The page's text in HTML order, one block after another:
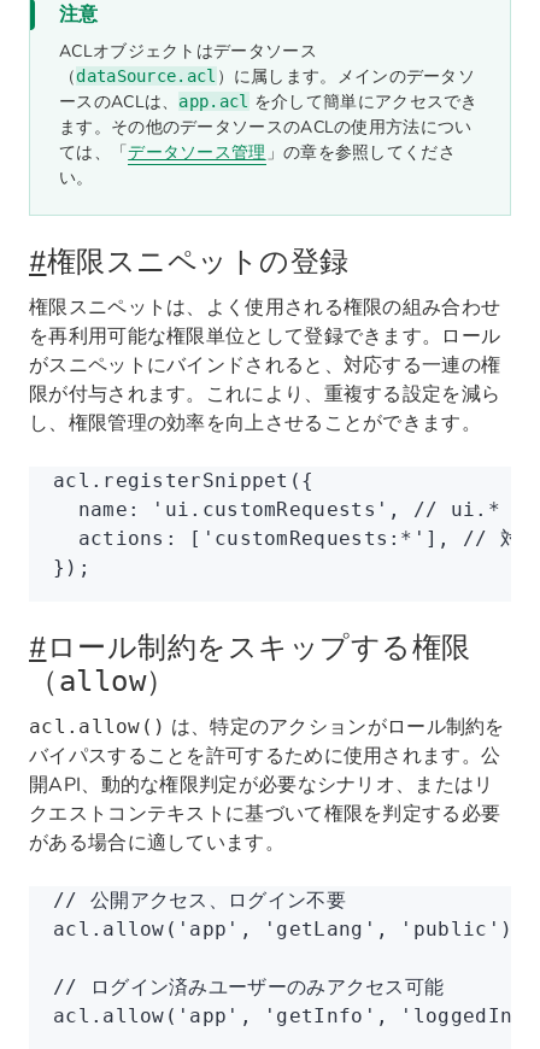
注意
ACLオブジェクトはデータソース
（dataSource.acl ）に属します。メインのデータソ
ースのACLは、
app.acl を介して簡単にアクセスでき
ます。その他のデータソースのACLの使用方法につい
ては、「データソース管理」の章を参照してくださ
い。
#権限スニペットの登録
権限スニペットは、よく使用される権限の組み合わせ
を再利用可能な権限単位として登録できます。ロール
がスニペットにバインドされると、対応する一連の権
限が付与されます。これにより、重複する設定を減ら
し、権限管理の効率を向上させることができます。
acl .registerSnippet ({
  name
: 'ui.customRequests' ,
// ui.* プレフ
  actions
: [ 'customRequests:*' ] ,
// 対応
});
#ロール制約をスキップする権限
（ allow）
acl.allow() は、特定のアクションがロール制約を
バイパスすることを許可するために使用されます。公
開API、動的な権限判定が必要なシナリオ、またはリ
クエストコンテキストに基づいて権限を判定する必要
がある場合に適しています。
// 公開アクセス、ログイン不要
acl .allow ( 'app' , 'getLang' , 'public' );
// ログイン済みユーザーのみアクセス可能
acl .allow ( 'app' , 'getInfo' , 'loggedIn'